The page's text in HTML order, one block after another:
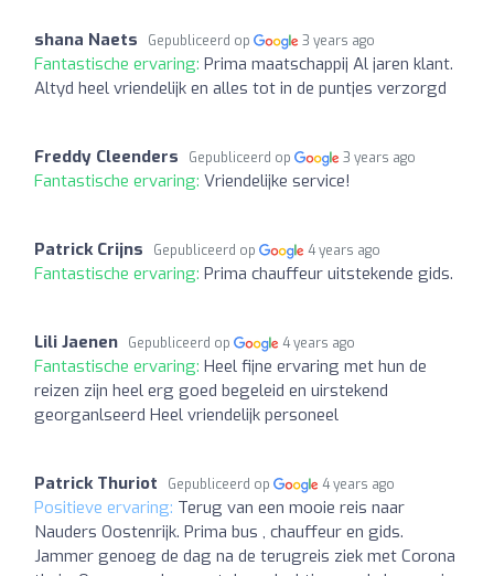
shana Naets Gepubliceerd op 3 years ago
Fantastische ervaring: Prima maatschappij Al jaren klant.
Altyd heel vriendelijk en alles tot in de puntjes verzorgd
Freddy Cleenders Gepubliceerd op 3 years ago
Fantastische ervaring: Vriendelijke service!
Patrick Crijns Gepubliceerd op 4 years ago
Fantastische ervaring: Prima chauffeur uitstekende gids.
Lili Jaenen Gepubliceerd op 4 years ago
Fantastische ervaring: Heel fijne ervaring met hun de
reizen zijn heel erg goed begeleid en uirstekend
georganlseerd Heel vriendelijk personeel
Patrick Thuriot Gepubliceerd op 4 years ago
Positieve ervaring: Terug van een mooie reis naar
Nauders Oostenrijk. Prima bus , chauffeur en gids.
Jammer genoeg de dag na de terugreis ziek met Corona